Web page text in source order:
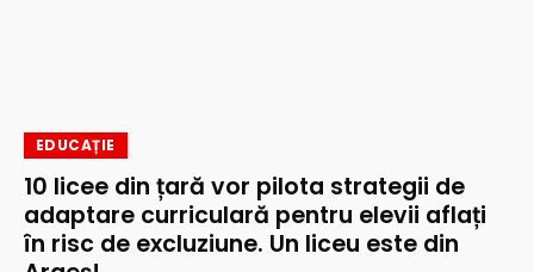
EDUCAȚIE
10 licee din țară vor pilota strategii de
adaptare curriculară pentru elevii aflați
în risc de excluziune. Un liceu este din